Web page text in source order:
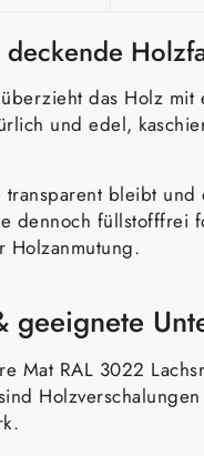
das Holz
und edel,
bleibt
dennoch füllstofffrei
Holzanmutung.
geeignete
Mat RAL 3022